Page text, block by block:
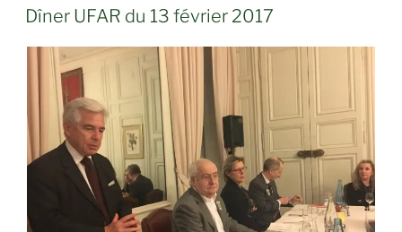
LE
Dîner UFAR du 13 février 2017